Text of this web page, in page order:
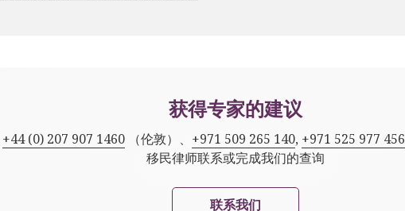
获得专家的建议
+44 (0) 207 907 1460（伦敦）、 +971 509 265 140, +971 525 977 456
移民律师联系或完成我们的查询
联系我们